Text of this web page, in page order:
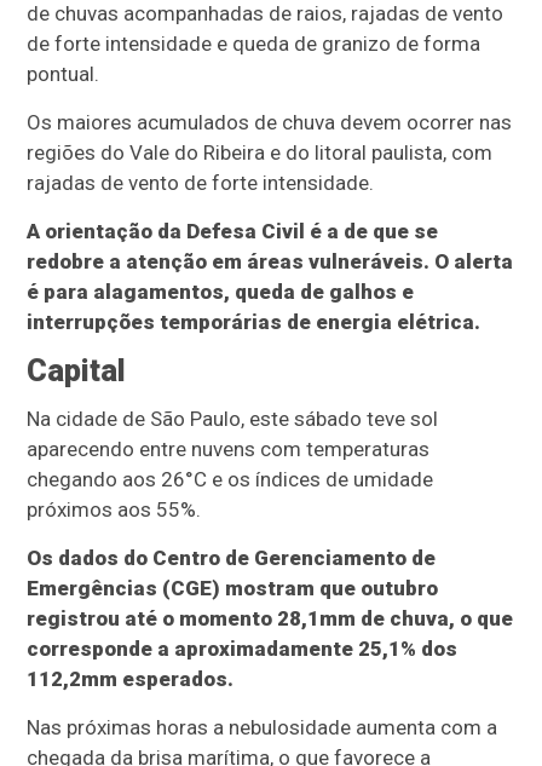
de chuvas acompanhadas de raios, rajadas de vento
de forte intensidade e queda de granizo de forma
pontual.
Os maiores acumulados de chuva devem ocorrer nas
regiões do Vale do Ribeira e do litoral paulista, com
rajadas de vento de forte intensidade.
A orientação da Defesa Civil é a de que se
redobre a atenção em áreas vulneráveis. O alerta
é para alagamentos, queda de galhos e
interrupções temporárias de energia elétrica.
Capital
Na cidade de São Paulo, este sábado teve sol
aparecendo entre nuvens com temperaturas
chegando aos 26°C e os índices de umidade
próximos aos 55%.
Os dados do Centro de Gerenciamento de
Emergências (CGE) mostram que outubro
registrou até o momento 28,1mm de chuva, o que
corresponde a aproximadamente 25,1% dos
112,2mm esperados.
Nas próximas horas a nebulosidade aumenta com a
chegada da brisa marítima, o que favorece a